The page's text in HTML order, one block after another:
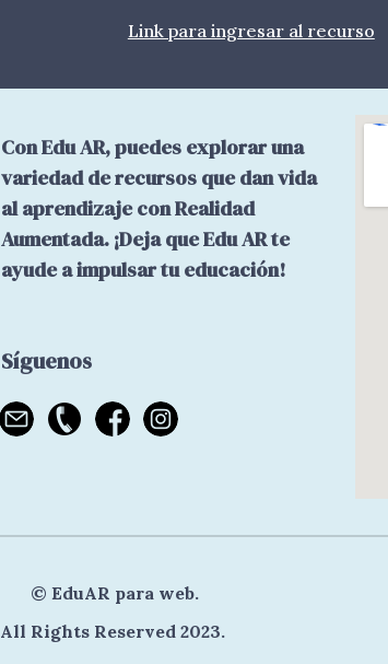
Link para ingresar al recurso
Con Edu AR, puedes explorar una
variedad de recursos que dan vida
al aprendizaje con Realidad
Aumentada. ¡Deja que Edu AR te
ayude a impulsar tu educación!
Síguenos
©EduAR para web.
All Rights Reserved 2023.